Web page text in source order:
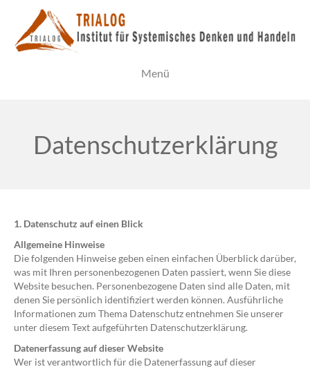
Menü
Datenschutzerklärung
1. Datenschutz auf einen Blick
Allgemeine Hinweise
Die folgenden Hinweise geben einen einfachen Überblick darüber,
was mit Ihren personenbezogenen Daten passiert, wenn Sie diese
Website besuchen. Personenbezogene Daten sind alle Daten, mit
denen Sie persönlich identifiziert werden können. Ausführliche
Informationen zum Thema Datenschutz entnehmen Sie unserer
unter diesem Text aufgeführten Datenschutzerklärung.
Datenerfassung auf dieser Website
Wer ist verantwortlich für die Datenerfassung auf dieser